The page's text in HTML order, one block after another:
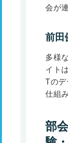
会が
前田
多様
イト
Tのデ
仕組
部